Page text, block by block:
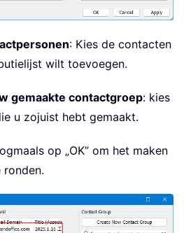
: Kies de contacten
wilt toevoegen.
gemaakte contactgroep: kies
u zojuist hebt gemaakt.
op „OK” om het maken